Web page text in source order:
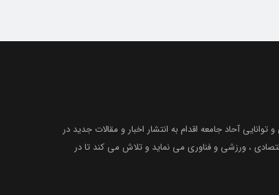
آحاد جامعه اقدام به انتشار اخبار و مقالات جدید در
، ورزشی و فناوری می نماید و تلاش می کند تا در